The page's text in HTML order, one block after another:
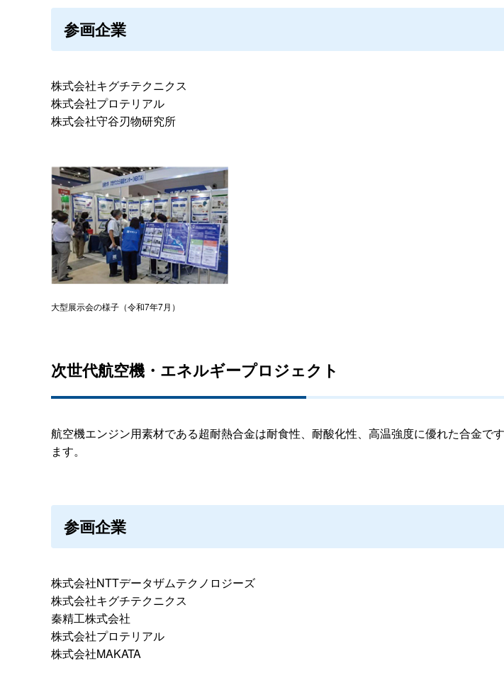
参画企業
株式会社キグチテクニクス
株式会社プロテリアル
株式会社守谷刃物研究所
大型展示会の様子（令和7年7月）
次世代航空機・エネルギープロジェクト
航空機エンジン用素材である超耐熱合金は耐食性、耐酸化性、高温強度に優れた合金
ます。
参画企業
株式会社NTTデータザムテクノロジーズ
株式会社キグチテクニクス
秦精工株式会社
株式会社プロテリアル
株式会社MAKATA